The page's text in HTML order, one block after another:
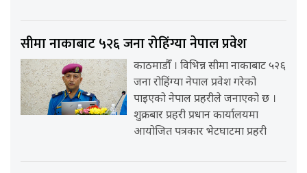
सीमा नाकाबाट ५२६ जना रोहिंग्या नेपाल प्रवेश
काठमाडौँ । विभिन्न सीमा नाकाबाट ५२६
जना रोहिंग्या नेपाल प्रवेश गरेको
पाइएको नेपाल प्रहरीले जनाएको छ ।
शुक्रबार प्रहरी प्रधान कार्यालयमा
आयोजित पत्रकार भेटघाटमा प्रहरी